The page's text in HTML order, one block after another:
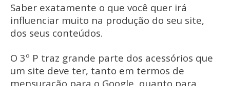
Saber exatamente o que você quer irá
influenciar muito na produção do seu site,
dos seus conteúdos.
O 3º P traz grande parte dos acessórios que
um site deve ter, tanto em termos de
mensuração para o Google, quanto para